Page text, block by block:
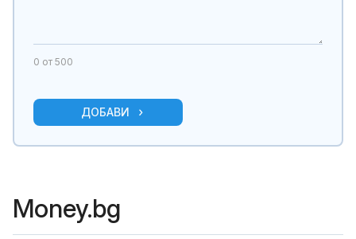
0 от 500
ДОБАВИ
Money.bg